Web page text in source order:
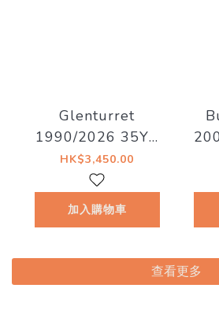
Glenturret
1990/2026 35YO
Refill Hogshead
41.5% Decadent
Drinks -
Nine]
HK$3,450.00
加入購物車
查看更多